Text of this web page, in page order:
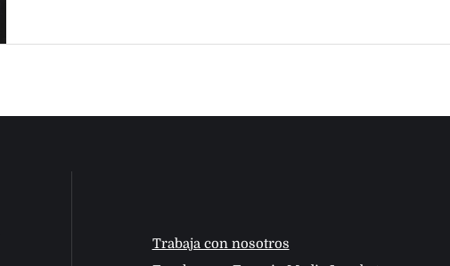
Trabaja con nosotros